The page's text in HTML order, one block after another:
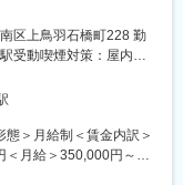
ーム「CAMPUS」の大
は1型につき500点以上
型の調達業務システム
回の大規模改修を機に
受託代行を請け負う形
区上鳥羽石橋町228 勤
受動喫煙対策：屋内全
＞月給制＜賃金内訳＞
＜月給＞350,000円～